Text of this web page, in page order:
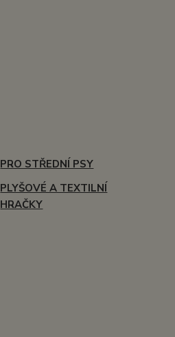
PRO STŘEDNÍ PSY
PLYŠOVÉ A TEXTILNÍ
HRAČKY